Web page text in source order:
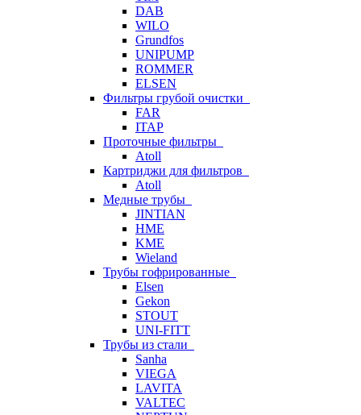
DAB
WILO
Grundfos
UNIPUMP
ROMMER
ELSEN
Фильтры грубой очистки
FAR
ITAP
Проточные фильтры
Atoll
Картриджи для фильтров
Atoll
Медные трубы
JINTIAN
HME
KME
Wieland
Трубы гофрированные
Elsen
Gekon
STOUT
UNI-FITT
Трубы из стали
Sanha
VIEGA
LAVITA
VALTEC